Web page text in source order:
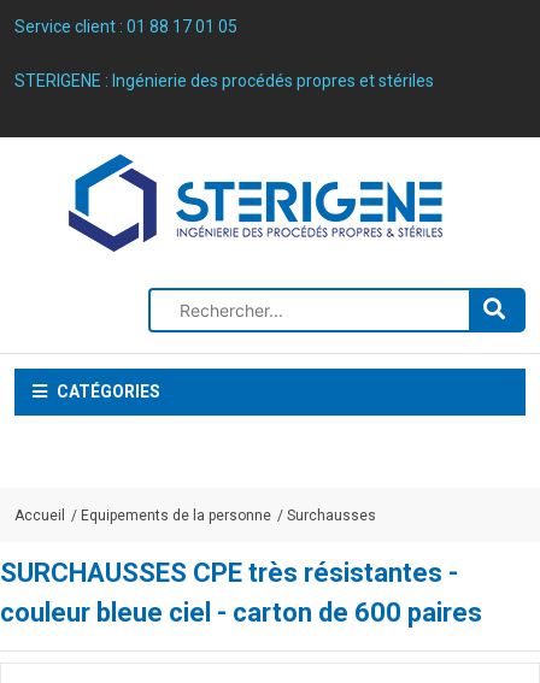
Service client : 01 88 17 01 05
STERIGENE : Ingénierie des procédés propres et stériles
CATÉGORIES
Accueil Equipements de la personne Surchausses
SURCHAUSSES CPE très résistantes -
couleur bleue ciel - carton de 600 paires